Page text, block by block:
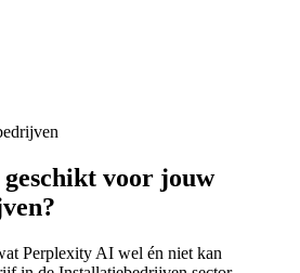
geschikt voor jouw
?
Perplexity AI wel én niet kan